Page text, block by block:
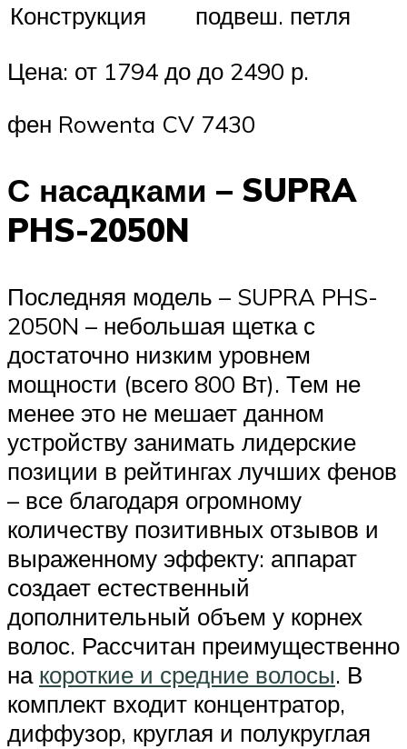
Конструкция
подвеш. петля
Цена: от 1794 до до 2490 р.
фен Rowenta CV 7430
С насадками – SUPRA
PHS-2050N
Последняя модель – SUPRA PHS-
2050N – небольшая щетка с
достаточно низким уровнем
мощности (всего 800 Вт). Тем не
менее это не мешает данном
устройству занимать лидерские
позиции в рейтингах лучших фенов
– все благодаря огромному
количеству позитивных отзывов и
выраженному эффекту: аппарат
создает естественный
дополнительный объем у корнех
волос. Рассчитан преимущественно
на короткие и средние волосы. В
комплект входит концентратор,
диффузор, круглая и полукруглая